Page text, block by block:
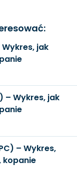
Wykres, jak
– Wykres, jak
– Wykres,
kopanie